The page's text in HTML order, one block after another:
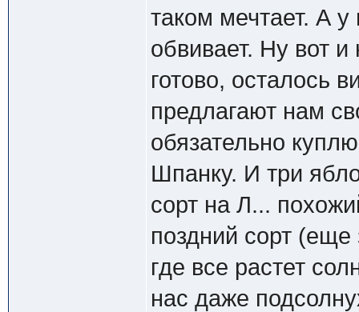
таком мечтает. А
обвивает. Ну вот
готово, осталось
предлагают нам
обязательно
Шпанку. И три
сорт на Л...
поздний сорт
где все растет
нас даже